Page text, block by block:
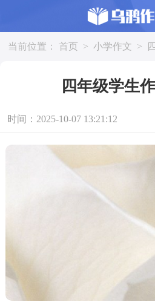
当前位置： 首页 > 小学作文 >
四年级学生
时间：2025-10-07 13:21:12